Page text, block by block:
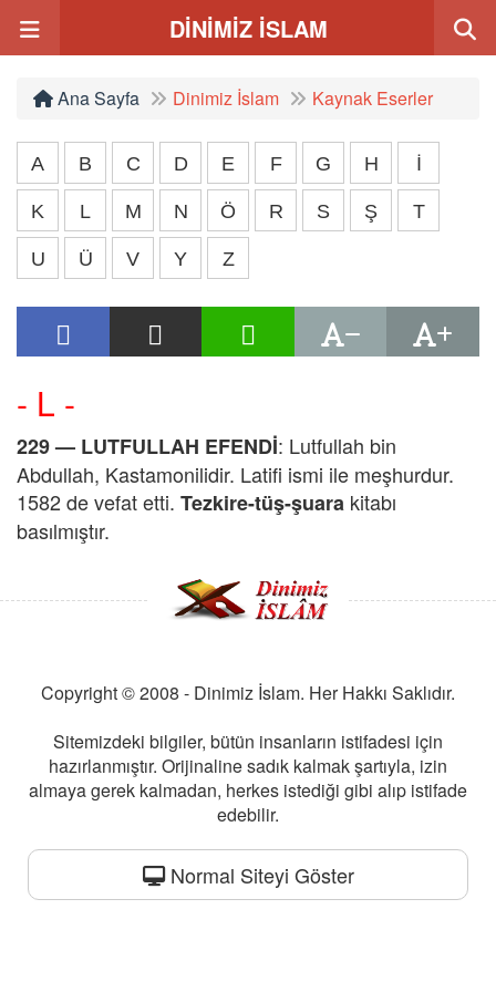
DİNİMİZ İSLAM
Ana Sayfa Dinimiz İslam Kaynak Eserler
A B C D E F G H İ
K L M N Ö R S Ş T
U Ü V Y Z
- L -
229 — LUTFULLAH EFENDİ: Lutfullah bin
Abdullah, Kastamonilidir. Latifi ismi ile meşhurdur.
1582 de vefat etti. Tezkire-tüş-şuara kitabı
basılmıştır.
Copyright © 2008 - Dinimiz İslam. Her Hakkı Saklıdır.
Sitemizdeki bilgiler, bütün insanların istifadesi için
hazırlanmıştır. Orijinaline sadık kalmak şartıyla, izin
almaya gerek kalmadan, herkes istediği gibi alıp istifade
edebilir.
Normal Siteyi Göster